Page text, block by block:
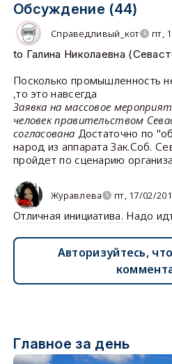
Обсуждение (44)
Справедливый_кот пт,
to Галина Николаевна
Посколько промышленность
,то это навсегда
Заявка на массовое
человек правительством
согласована Достаточно по
народ из аппарата Зак.Соб.
пройдет по сценарию
Журавлева пт, 17/02/
Отличная инициатива. Надо
Авторизуйтесь,
Главное за день